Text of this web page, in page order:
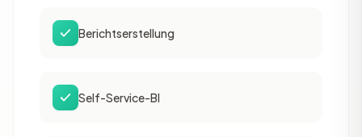
Berichtserstellung
Self-Service-BI